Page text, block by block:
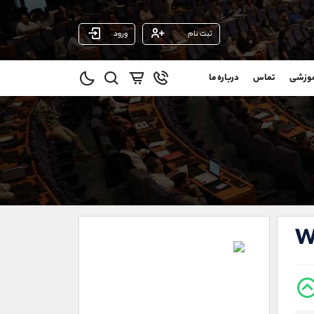
ثبت نام ورود
تماس درباره ما
(ایمان پوراسماعیلی)
09927779040
واتساپ شروع گفتگو
تلگرام @Armteam_admin_por
021-22021030
021-22021040